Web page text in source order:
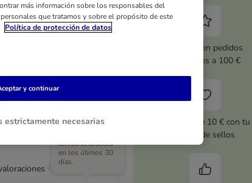
Modern Living Luxor
pared
x 45 cm (L x An x Al)
El precio más
tenido el artículo
en los útimos 30
días.
5 % dto. en pedidos
superiores a 100 €
Cupones de 10 € con tu
tarjeta de sellos
más información sobre los responsables del
que tratamos y sobre el propósito de este
Política de protección de datos
estrictamente necesarias
y continuar